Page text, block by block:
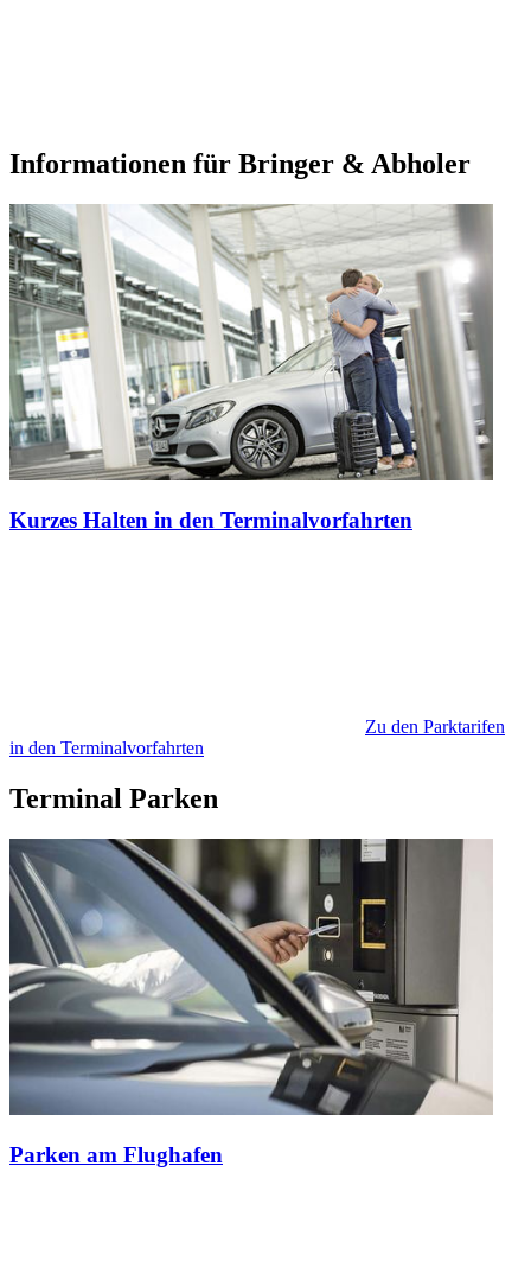
Informationen für Bringer & Abholer
Kurzes Halten in den Terminalvorfahrten
Zu den Parktarifen
in den Terminalvorfahrten
Terminal Parken
Parken am Flughafen